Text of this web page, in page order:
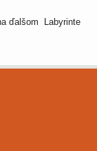
ďalšom Labyrinte